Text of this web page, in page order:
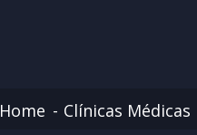
Home Clínicas Médicas